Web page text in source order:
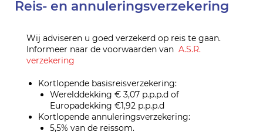
Reis- en annuleringsverzekering
Wij adviseren u goed verzekerd op reis te gaan.
Informeer naar de voorwaarden van A.S.R.
verzekering
Kortlopende basisreisverzekering:
Werelddekking € 3,07 p.p.p.d of
Europadekking €1,92 p.p.p.d
Kortlopende annuleringsverzekering:
5,5% van de reissom.